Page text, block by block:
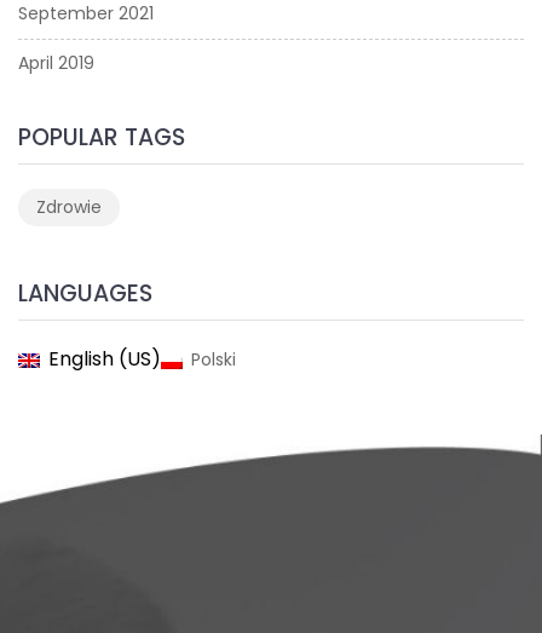
September 2021
April 2019
POPULAR TAGS
Zdrowie
LANGUAGES
English (US) Polski